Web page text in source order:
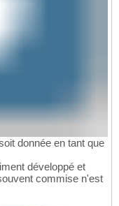
donnée en tant que
développé et
commise n'est